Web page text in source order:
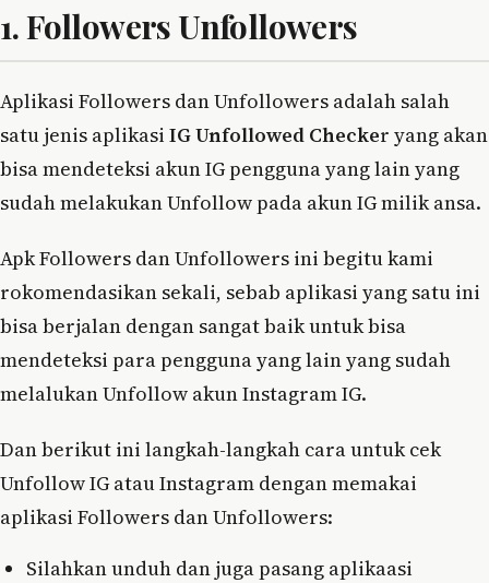
1. Followers Unfollowers
Aplikasi Followers dan Unfollowers adalah salah
satu jenis aplikasi IG Unfollowed Checker yang akan
bisa mendeteksi akun IG pengguna yang lain yang
sudah melakukan Unfollow pada akun IG milik ansa.
Apk Followers dan Unfollowers ini begitu kami
rokomendasikan sekali, sebab aplikasi yang satu ini
bisa berjalan dengan sangat baik untuk bisa
mendeteksi para pengguna yang lain yang sudah
melalukan Unfollow akun Instagram IG.
Dan berikut ini langkah-langkah cara untuk cek
Unfollow IG atau Instagram dengan memakai
aplikasi Followers dan Unfollowers:
Silahkan unduh dan juga pasang aplikaasi